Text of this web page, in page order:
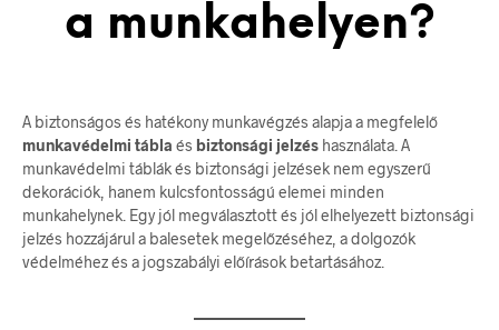
a munkahelyen?
A biztonságos és hatékony munkavégzés alapja a megfelelő
munkavédelmi tábla és biztonsági jelzés használata. A
munkavédelmi táblák és biztonsági jelzések nem egyszerű
dekorációk, hanem kulcsfontosságú elemei minden
munkahelynek. Egy jól megválasztott és jól elhelyezett biztonsági
jelzés hozzájárul a balesetek megelőzéséhez, a dolgozók
védelméhez és a jogszabályi előírások betartásához.